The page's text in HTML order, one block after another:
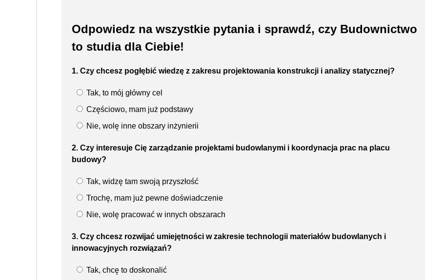
Odpowiedz na wszystkie pytania i sprawdź, czy Budownictwo
to studia dla Ciebie!
1. Czy chcesz pogłębić wiedzę z zakresu projektowania konstrukcji i analizy statycznej?
Tak, to mój główny cel
Częściowo, mam już podstawy
Nie, wolę inne obszary inżynierii
2. Czy interesuje Cię zarządzanie projektami budowlanymi i koordynacja prac na placu
budowy?
Tak, widzę tam swoją przyszłość
Trochę, mam już pewne doświadczenie
Nie, wolę pracować w innych obszarach
3. Czy chcesz rozwijać umiejętności w zakresie technologii materiałów budowlanych i
innowacyjnych rozwiązań?
Tak, chcę to doskonalić